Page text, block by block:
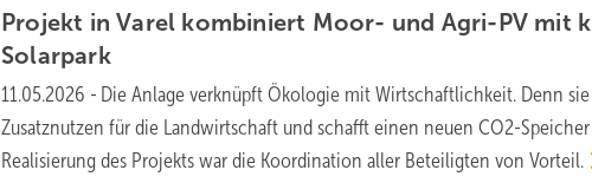
Projekt in Varel kombiniert Moor- und Agri-PV mit
Solarpark
11.05.2026 - Die Anlage verknüpft Ökologie mit Wirtschaftlichkeit. Denn
Zusatznutzen für die Landwirtschaft und schafft einen neuen CO2-
Realisierung des Projekts war die Koordination aller Beteiligten vonVorteil.